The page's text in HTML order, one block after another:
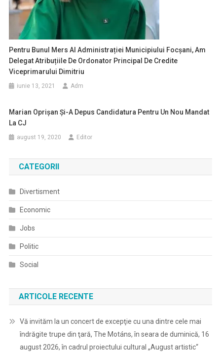
Pentru Bunul Mers Al Administrației Municipiului Focșani, Am
Delegat Atribuțiile De Ordonator Principal De Credite
Viceprimarului Dimitriu
iunie 13, 2021 Adm
Marian Oprişan Şi-A Depus Candidatura Pentru Un Nou Mandat
La CJ
august 19, 2020 Editor
CATEGORII
Divertisment
Economic
Jobs
Politic
Social
ARTICOLE RECENTE
Vă invităm la un concert de excepţie cu una dintre cele mai
îndrăgite trupe din ţară, The Motáns, în seara de duminică, 16
august 2026, în cadrul proiectului cultural „August artistic“